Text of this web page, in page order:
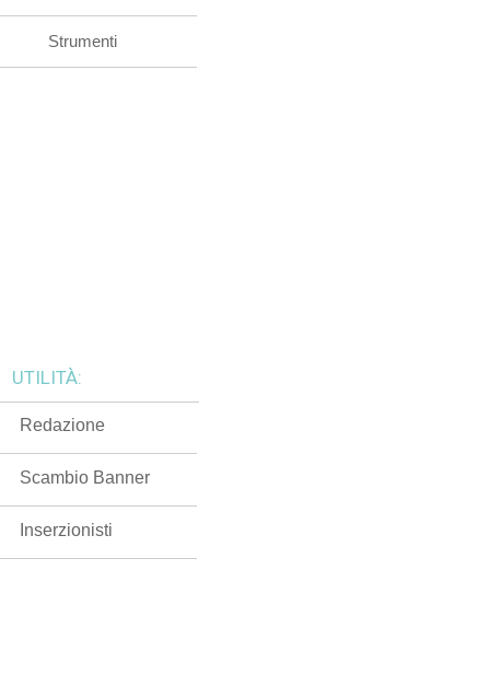
Strumenti
UTILITÀ:
Redazione
Scambio Banner
Inserzionisti